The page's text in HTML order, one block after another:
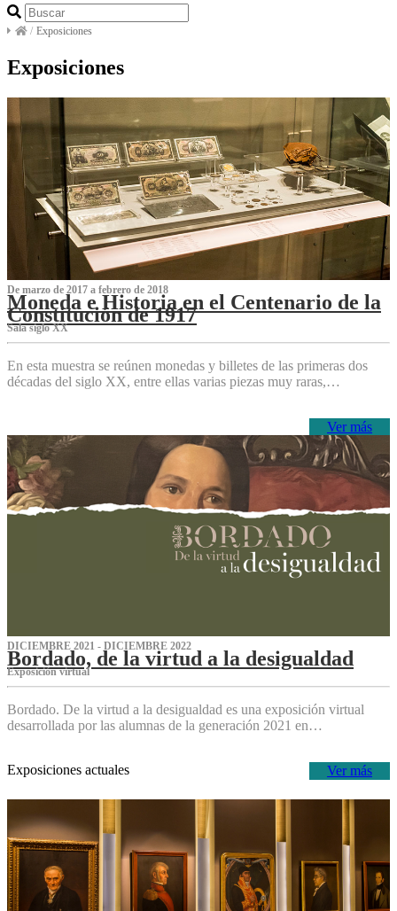
/ Exposiciones
Exposiciones
De marzo de 2017 a febrero de 2018
Moneda e Historia en el Centenario de la
Constitución de 1917
Sala siglo XX
En esta muestra se reúnen monedas y billetes de las primeras dos
décadas del siglo XX, entre ellas varias piezas muy raras,…
Ver más
DICIEMBRE 2021 - DICIEMBRE 2022
Bordado, de la virtud a la desigualdad
Exposición virtual‌
Bordado. De la virtud a la desigualdad es una exposición virtual
desarrollada por las alumnas de la generación 2021 en…
Ver más
Exposiciones actuales